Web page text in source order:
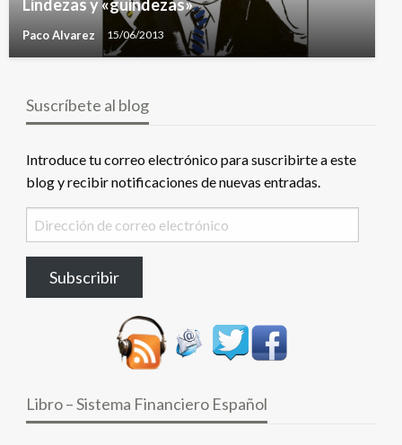
Lindezas y «guindezas»
Paco Alvarez 15/06/2013
Suscríbete al blog
Introduce tu correo electrónico para suscribirte a este
blog y recibir notificaciones de nuevas entradas.
Dirección
de
electrónico
Subscribir
Libro – Sistema Financiero Español